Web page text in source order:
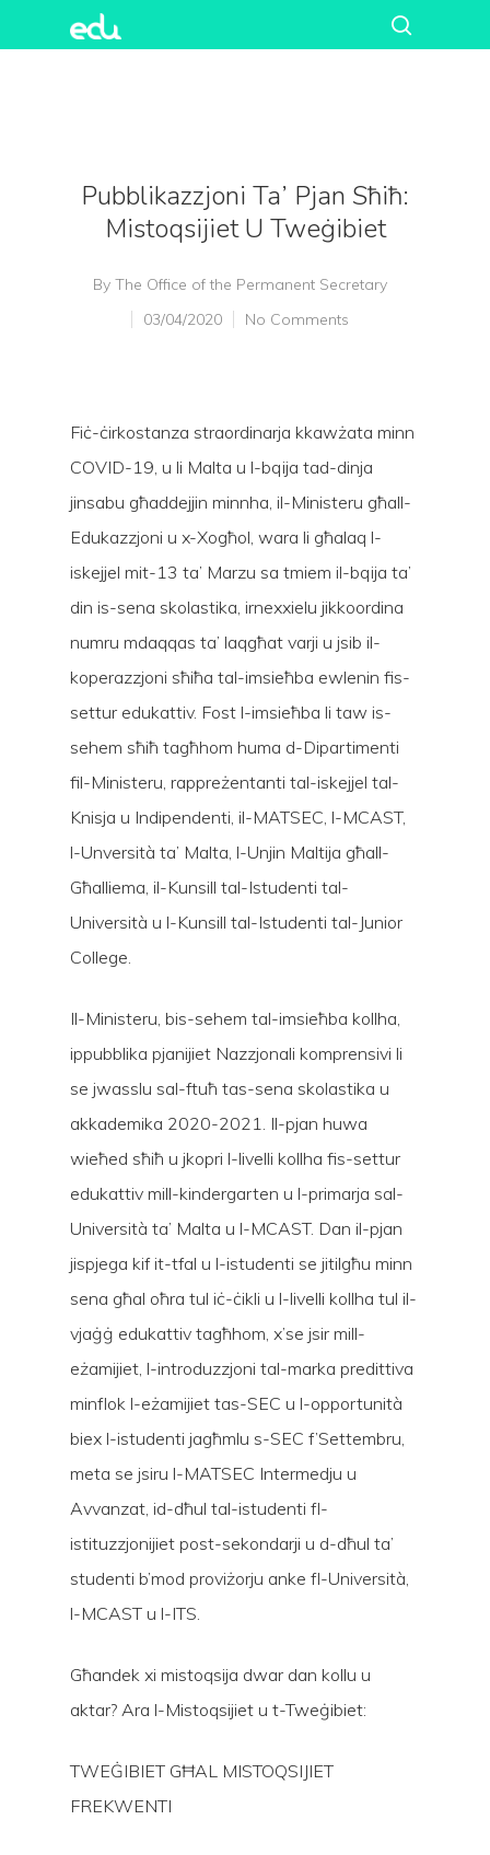
Pubblikazzjoni Ta’ Pjan Sħiħ:
Mistoqsijiet U Tweġibiet
By The Office of the Permanent Secretary
03/04/2020
No Comments
Fiċ-ċirkostanza straordinarja kkawżata minn
COVID-19, u li Malta u l-bqija tad-dinja
jinsabu għaddejjin minnha, il-Ministeru għall-
Edukazzjoni u x-Xogħol, wara li għalaq l-
iskejjel mit-13 ta’ Marzu sa tmiem il-bqija ta’
din is-sena skolastika, irnexxielu jikkoordina
numru mdaqqas ta’ laqgħat varji u jsib il-
koperazzjoni sħiħa tal-imsieħba ewlenin fis-
settur edukattiv. Fost l-imsieħba li taw is-
sehem sħiħ tagħhom huma d-Dipartimenti
fil-Ministeru, rappreżentanti tal-iskejjel tal-
Knisja u Indipendenti, il-MATSEC, l-MCAST,
l-Unversità ta’ Malta, l-Unjin Maltija għall-
Għalliema, il-Kunsill tal-Istudenti tal-
Università u l-Kunsill tal-Istudenti tal-Junior
College.
Il-Ministeru, bis-sehem tal-imsieħba kollha,
ippubblika pjanijiet Nazzjonali komprensivi li
se jwasslu sal-ftuħ tas-sena skolastika u
akkademika 2020-2021. Il-pjan huwa
wieħed sħiħ u jkopri l-livelli kollha fis-settur
edukattiv mill-kindergarten u l-primarja sal-
Università ta’ Malta u l-MCAST. Dan il-pjan
jispjega kif it-tfal u l-istudenti se jitilgħu minn
sena għal oħra tul iċ-ċikli u l-livelli kollha tul il-
vjaġġ edukattiv tagħhom, x’se jsir mill-
eżamijiet, l-introduzzjoni tal-marka predittiva
minflok l-eżamijiet tas-SEC u l-opportunità
biex l-istudenti jagħmlu s-SEC f’Settembru,
meta se jsiru l-MATSEC Intermedju u
Avvanzat, id-dħul tal-istudenti fl-
istituzzjonijiet post-sekondarji u d-dħul ta’
studenti b’mod proviżorju anke fl-Università,
l-MCAST u l-ITS.
Għandek xi mistoqsija dwar dan kollu u
aktar? Ara l-Mistoqsijiet u t-Tweġibiet:
TWEĠIBIET GĦAL MISTOQSIJIET
FREKWENTI